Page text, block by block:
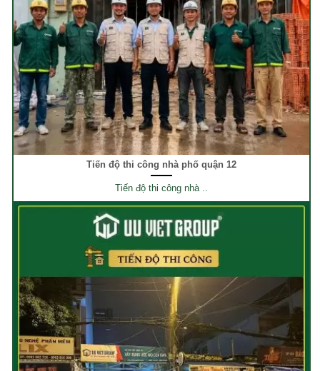
Tiến độ thi công nhà phố quận 12
Tiến độ thi công nhà ..